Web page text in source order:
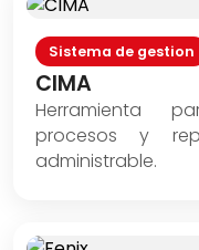
Sistema de gestion
CIMA
Herramienta
procesos y
administrable.